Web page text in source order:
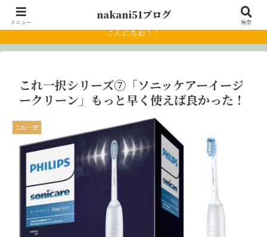
アラフィフ「これからどうするか」
こんにちわ！！
これ一択シリーズ⑦「ソニッケアーイージ
ークリーン」もっと早く使えば良かった！
これ一択
メニュー
nakani51ブログ
検索